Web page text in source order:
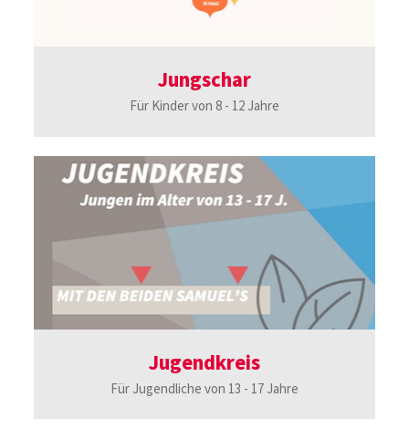
Jungschar
Für Kinder von 8 - 12 Jahre
Jugendkreis
Für Jugendliche von 13 - 17 Jahre